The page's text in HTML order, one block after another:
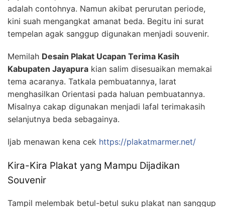
adalah contohnya. Namun akibat perurutan periode,
kini suah mengangkat amanat beda. Begitu ini surat
tempelan agak sanggup digunakan menjadi souvenir.
Memilah Desain Plakat Ucapan Terima Kasih
Kabupaten Jayapura kian salim disesuaikan memakai
tema acaranya. Tatkala pembuatannya, larat
menghasilkan Orientasi pada haluan pembuatannya.
Misalnya cakap digunakan menjadi lafal terimakasih
selanjutnya beda sebagainya.
Ijab menawan kena cek https://plakatmarmer.net/
Kira-Kira Plakat yang Mampu Dijadikan
Souvenir
Tampil melembak betul-betul suku plakat nan sanggup